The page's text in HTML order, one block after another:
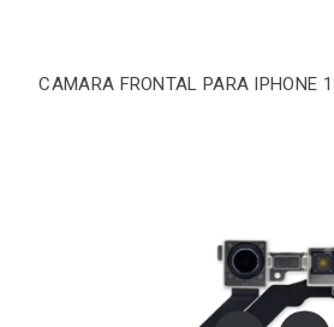
CAMARA FRONTAL PARA IPHONE